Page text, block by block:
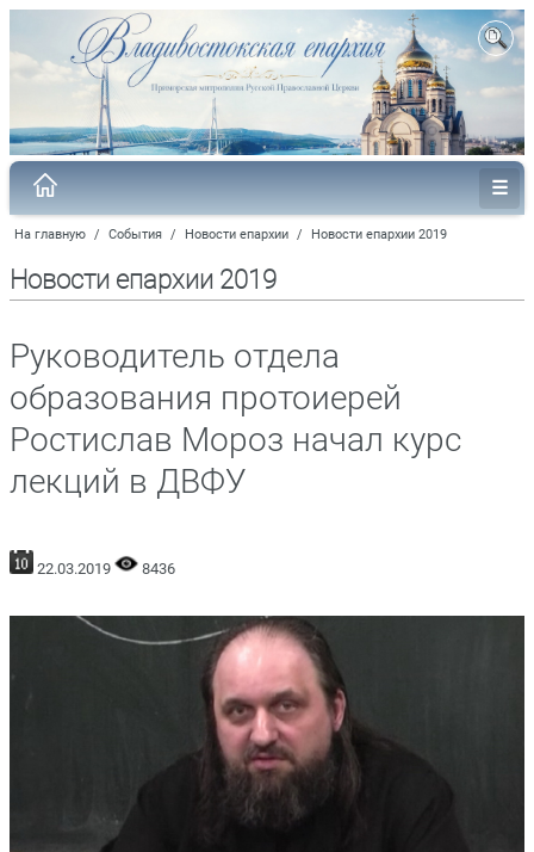
На главную / События / Новости епархии / Новости епархии 2019
Новости епархии 2019
Руководитель отдела
образования протоиерей
Ростислав Мороз начал курс
лекций в ДВФУ
22.03.2019 8436